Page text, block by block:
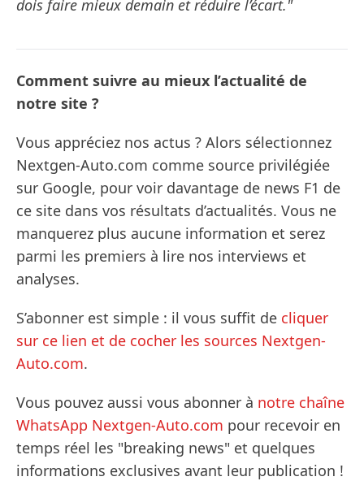
dois faire mieux demain et réduire l’écart."
Comment suivre au mieux l’actualité de
notre site ?
Vous appréciez nos actus ? Alors sélectionnez
Nextgen-Auto.com comme source privilégiée
sur Google, pour voir davantage de news F1 de
ce site dans vos résultats d’actualités. Vous ne
manquerez plus aucune information et serez
parmi les premiers à lire nos interviews et
analyses.
S’abonner est simple : il vous suffit de cliquer
sur ce lien et de cocher les sources Nextgen-
Auto.com.
Vous pouvez aussi vous abonner à notre chaîne
WhatsApp Nextgen-Auto.com pour recevoir en
temps réel les "breaking news" et quelques
informations exclusives avant leur publication !